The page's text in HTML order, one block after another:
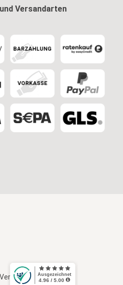
Versandarten
Versandkosten.